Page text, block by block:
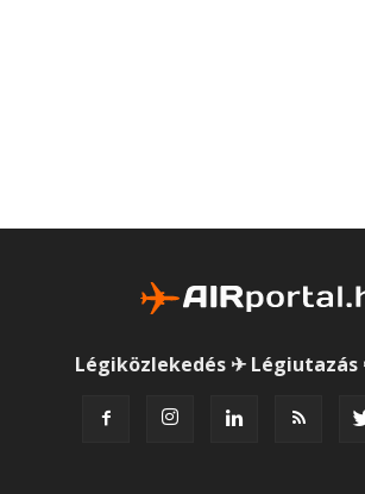
Légiközlekedés ✈ Légiutazás